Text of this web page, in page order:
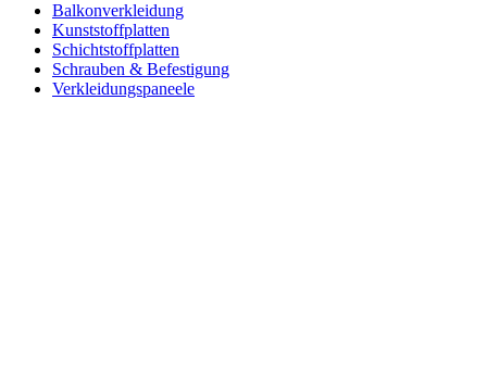
Balkonverkleidung
Kunststoffplatten
Schichtstoffplatten
Schrauben & Befestigung
Verkleidungspaneele